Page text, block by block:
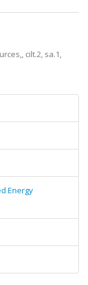
cilt.2, sa.1,
Energy